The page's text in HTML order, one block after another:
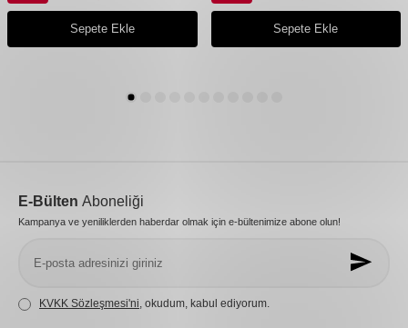
Sepete Ekle Sepete Ekle
E-Bülten Aboneliği
Kampanya ve yeniliklerden haberdar olmak için e-bültenimize abone olun!
KVKK Sözleşmesi'ni , okudum, kabul ediyorum.